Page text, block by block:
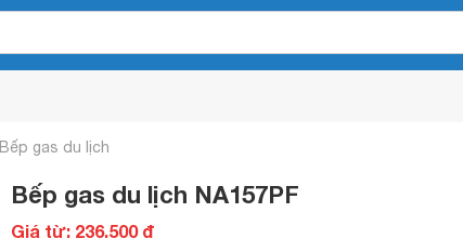
Bếp gas du lịch
Bếp gas du lịch NA157PF
Giá từ: 236.500 đ